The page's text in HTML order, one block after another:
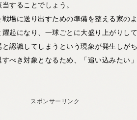
することでしょう。
場に送り出すための準備を整える家の
起になり、一球ごとに大盛り上がりし
認識してしまうという現象が発生しがち
べき対象となるため、「追い込みたい
スポンサーリンク